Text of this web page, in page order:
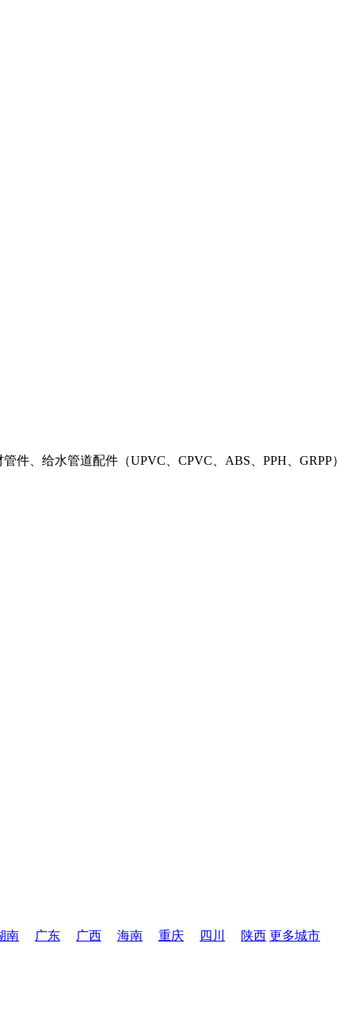
、给水管道配件（UPVC、CPVC、ABS、PPH、GRPP）
南 广东 广西 海南 重庆 四川 陕西 更多城市